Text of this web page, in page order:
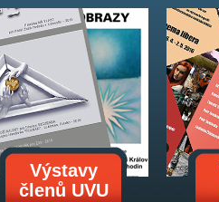
Výstavy
členů UVU